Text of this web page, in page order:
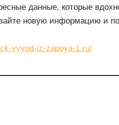
данные, которые
новую информацию и
vyvod-iz-zapoya-1.ru/